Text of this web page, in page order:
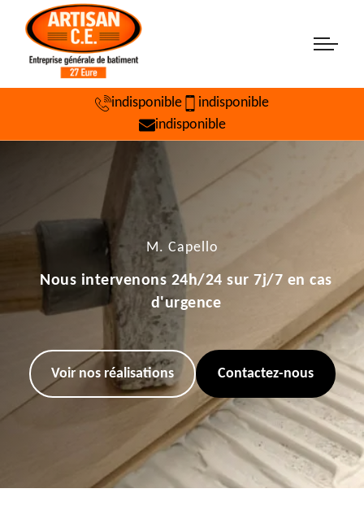
indisponible
indisponible
indisponible
M. Capello
Nous intervenons 24h/24 sur 7j/7 en cas
d'urgence
Voir nos réalisations Contactez-nous